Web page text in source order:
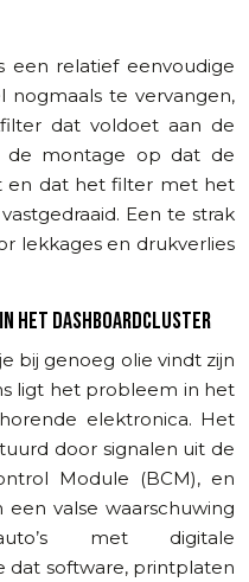
een relatief eenvoudige
te vervangen,
dat voldoet aan de
de montage op dat de
en dat het filter met het
Een te strak
lekkages en drukverlies
HET DASHBOARDCLUSTER
bij genoeg olie vindt zijn
ligt het probleem in het
elektronica. Het
door signalen uit de
Module (BCM), en
valse waarschuwing
met digitale
dat software, printplaten